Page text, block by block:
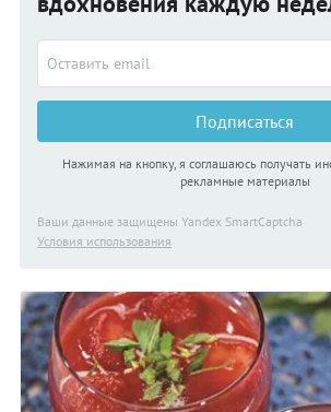
Подписаться
Нажимая на кнопку, я соглашаюсь получать
рекламные материалы
Ваши данные защищены Yandex SmartCaptcha
Условия использования